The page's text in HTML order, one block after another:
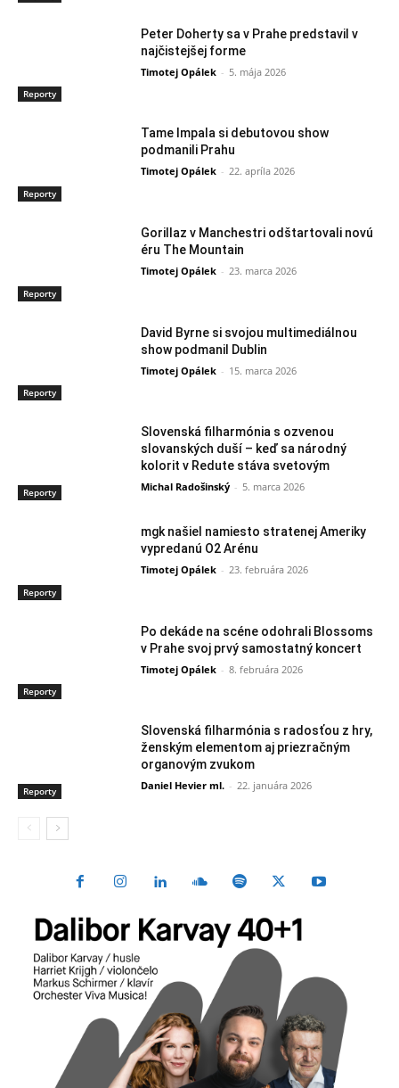
Reporty
Peter Doherty sa v Prahe predstavil v
najčistejšej forme
Timotej Opálek - 5. mája 2026
Reporty
Tame Impala si debutovou show
podmanili Prahu
Timotej Opálek - 22. apríla 2026
Reporty
Gorillaz v Manchestri odštartovali novú
éru The Mountain
Timotej Opálek - 23. marca 2026
Reporty
David Byrne si svojou multimediálnou
show podmanil Dublin
Timotej Opálek - 15. marca 2026
Reporty
Slovenská filharmónia s ozvenou
slovanských duší – keď sa národný
kolorit v Redute stáva svetovým
Michal Radošinský - 5. marca 2026
Reporty
mgk našiel namiesto stratenej Ameriky
vypredanú O2 Arénu
Timotej Opálek - 23. februára 2026
Reporty
Po dekáde na scéne odohrali Blossoms
v Prahe svoj prvý samostatný koncert
Timotej Opálek - 8. februára 2026
Reporty
Slovenská filharmónia s radosťou z hry,
ženským elementom aj priezračným
organovým zvukom
Daniel Hevier ml. - 22. januára 2026